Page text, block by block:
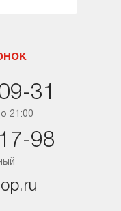
21:00
31
98